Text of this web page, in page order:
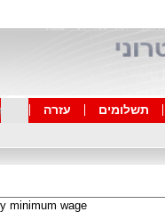
תשלומים עזרה